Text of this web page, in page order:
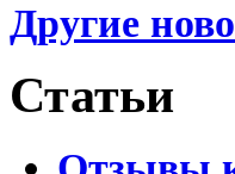
Другие
Статьи